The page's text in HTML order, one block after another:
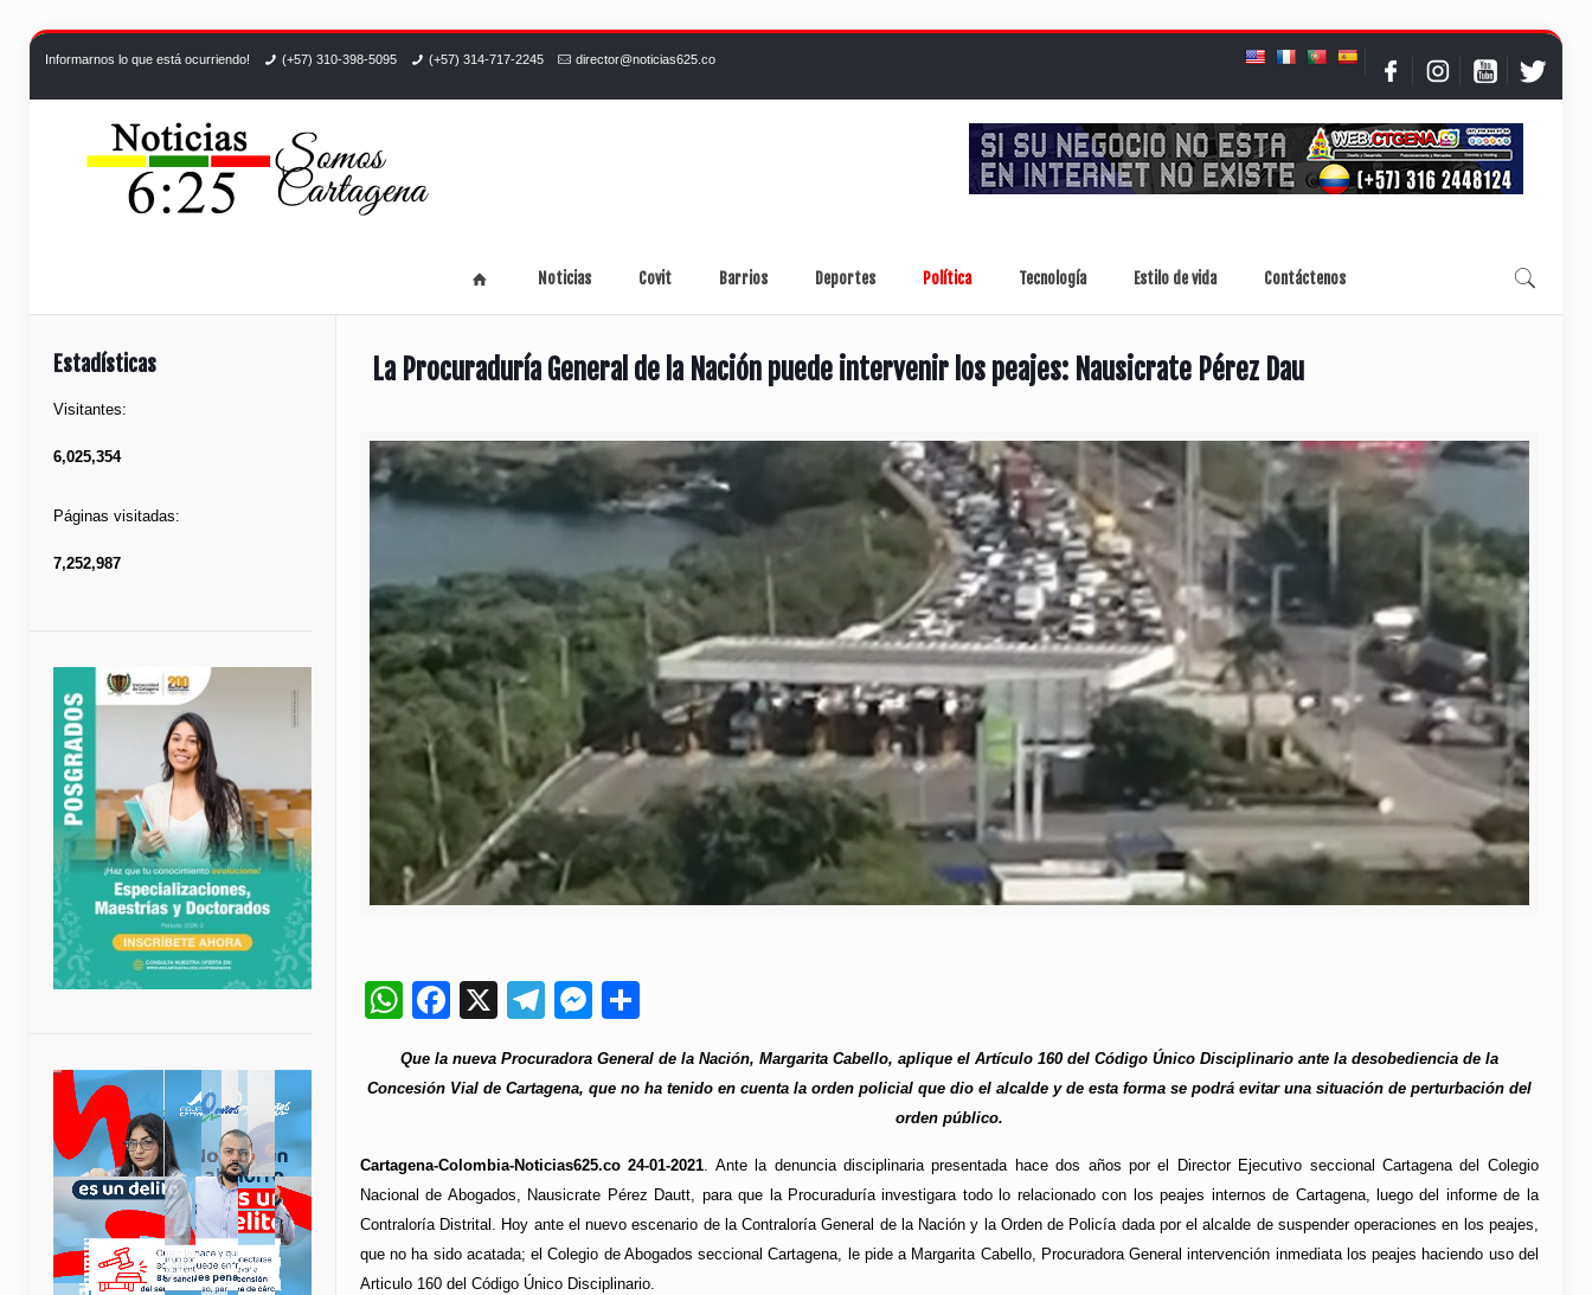
Informarnos lo que está ocurriendo! (+57) 310-398-5095 (+57) 314-717-2245 director@noticias625.co
Noticias Covit Barrios Deportes Política Tecnología Estilo de vida Contáctenos
La Procuraduría General de la Nación puede intervenir los peajes: Nausicrate Pérez Dau
WhatsApp
Facebook
X Telegram
Messenger
Que la nueva Procuradora General de la Nación, Margarita Cabello, aplique el Artículo 160 del Código Único Disciplinario ante la desobediencia de la
Concesión Vial de Cartagena, que no ha tenido en cuenta la orden policial que dio el alcalde y de esta forma se podrá evitar una situación de perturbación del
orden público.
Cartagena-Colombia-Noticias625.co 24-01-2021. Ante la denuncia disciplinaria presentada hace dos años por el Director Ejecutivo seccional Cartagena del Colegio
Nacional de Abogados, Nausicrate Pérez Dautt, para que la Procuraduría investigara todo lo relacionado con los peajes internos de Cartagena, luego del informe de la
Contraloría Distrital. Hoy ante el nuevo escenario de la Contraloría General de la Nación y la Orden de Policía dada por el alcalde de suspender operaciones en los peajes,
que no ha sido acatada; el Colegio de Abogados seccional Cartagena, le pide a Margarita Cabello, Procuradora General intervención inmediata los peajes haciendo uso del
Articulo 160 del Código Único Disciplinario.
Estadísticas
Visitantes:
6,025,354
Páginas visitadas:
7,252,987